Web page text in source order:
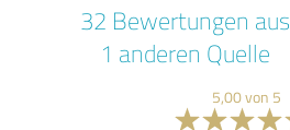
32 Bewertungen aus
1 anderen Quelle
5,00 von 5